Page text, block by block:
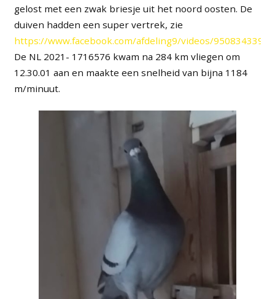
gelost met een zwak briesje uit het noord oosten. De
duiven hadden een super vertrek, zie
https://www.facebook.com/afdeling9/videos/
De NL 2021- 1716576 kwam na 284 km vliegen om
12.30.01 aan en maakte een snelheid van bijna 1184
m/minuut.